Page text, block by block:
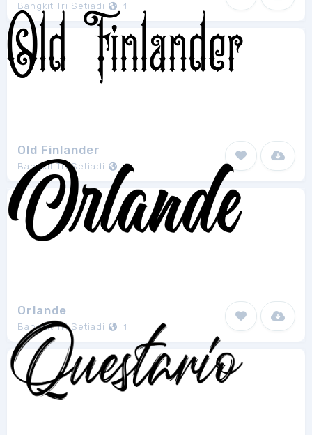
Bangkit Tri Setiadi 1
Old Finlander
Bangkit Tri Setiadi 1
Orlande
Bangkit Tri Setiadi 1